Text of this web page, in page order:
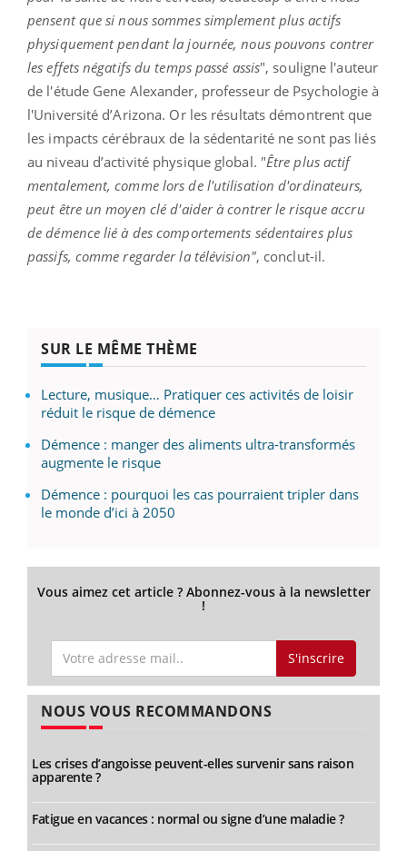
pensent que si nous sommes simplement plus actifs
physiquement pendant la journée, nous pouvons contrer
les effets négatifs du temps passé assis", souligne l'auteur
de l'étude Gene Alexander, professeur de Psychologie à
l'Université d’Arizona. Or les résultats démontrent que
les impacts cérébraux de la sédentarité ne sont pas liés
au niveau d’activité physique global. "Être plus actif
mentalement, comme lors de l'utilisation d'ordinateurs,
peut être un moyen clé d'aider à contrer le risque accru
de démence lié à des comportements sédentaires plus
passifs, comme regarder la télévision", conclut-il.
SUR LE MÊME THÈME
Lecture, musique… Pratiquer ces activités de loisir
réduit le risque de démence
Démence : manger des aliments ultra-transformés
augmente le risque
Démence : pourquoi les cas pourraient tripler dans
le monde d’ici à 2050
Vous aimez cet article ? Abonnez-vous à la newsletter
!
S'inscrire
NOUS VOUS RECOMMANDONS
Les crises d’angoisse peuvent-elles survenir sans raison
apparente ?
Fatigue en vacances : normal ou signe d’une maladie ?